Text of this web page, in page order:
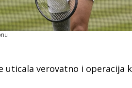
uticala verovatno i operacija